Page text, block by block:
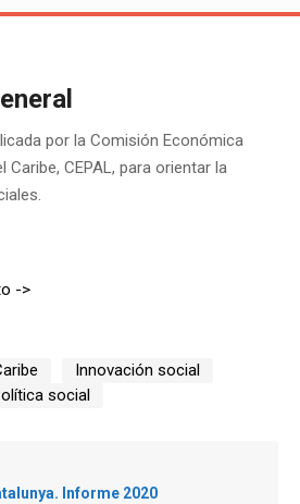
por la Comisión Económica
Caribe, CEPAL, para orientar la
->
Innovación social
social
Informe 2020